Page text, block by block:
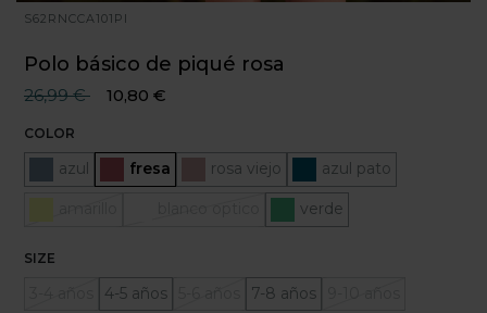
S62RNCCA101PI
Polo básico de piqué rosa
Precio reducido desde
26,99 €hasta
10,80 €
COLOR
azul fresa
Seleccionadorosa viejo azul pato
verde
SIZE
4-5 años 7-8 años